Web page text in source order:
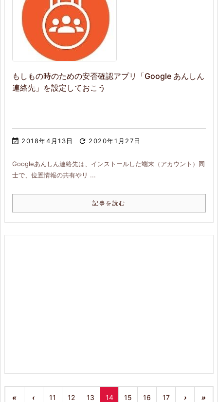
もしもの時のための安否確認アプリ「Google あんしん
連絡先」を設定しておこう
 2018年4月13日  2020年1月27日
Googleあんしん連絡先は、インストールした端末（アカウント）同
士で、位置情報の共有やリ ...
記事を読む
« ‹ 11 12 13 14 15 16 17 › »